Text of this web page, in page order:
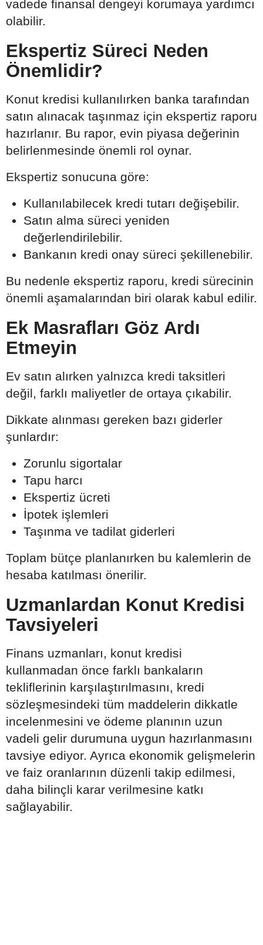
vadede finansal dengeyi korumaya yardımcı
olabilir.
Ekspertiz Süreci Neden
Önemlidir?
Konut kredisi kullanılırken banka tarafından
satın alınacak taşınmaz için ekspertiz raporu
hazırlanır. Bu rapor, evin piyasa değerinin
belirlenmesinde önemli rol oynar.
Ekspertiz sonucuna göre:
Kullanılabilecek kredi tutarı değişebilir.
Satın alma süreci yeniden
değerlendirilebilir.
Bankanın kredi onay süreci şekillenebilir.
Bu nedenle ekspertiz raporu, kredi sürecinin
önemli aşamalarından biri olarak kabul edilir.
Ek Masrafları Göz Ardı
Etmeyin
Ev satın alırken yalnızca kredi taksitleri
değil, farklı maliyetler de ortaya çıkabilir.
Dikkate alınması gereken bazı giderler
şunlardır:
Zorunlu sigortalar
Tapu harcı
Ekspertiz ücreti
İpotek işlemleri
Taşınma ve tadilat giderleri
Toplam bütçe planlanırken bu kalemlerin de
hesaba katılması önerilir.
Uzmanlardan Konut Kredisi
Tavsiyeleri
Finans uzmanları, konut kredisi
kullanmadan önce farklı bankaların
tekliflerinin karşılaştırılmasını, kredi
sözleşmesindeki tüm maddelerin dikkatle
incelenmesini ve ödeme planının uzun
vadeli gelir durumuna uygun hazırlanmasını
tavsiye ediyor. Ayrıca ekonomik gelişmelerin
ve faiz oranlarının düzenli takip edilmesi,
daha bilinçli karar verilmesine katkı
sağlayabilir.